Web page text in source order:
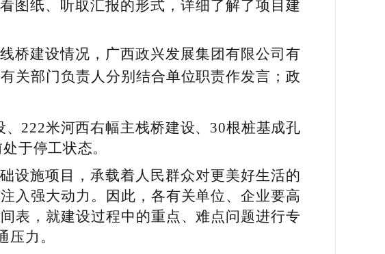
图纸、听取汇报的形式，详细了解了项目建
桥建设情况，广西政兴发展集团有限公司有
关部门负责人分别结合单位职责作发言；政
222米河西右幅主栈桥建设、30根桩基成孔
于停工状态。
设施项目，承载着人民群众对更美好生活的
入强大动力。因此，各有关单位、企业要高
表，就建设过程中的重点、难点问题进行专
力。